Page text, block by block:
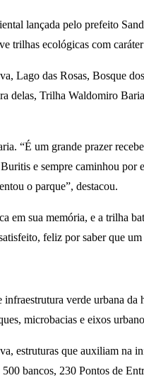
lançada pelo prefeito
trilhas ecológicas com
Lago das Rosas, Bosque
delas, Trilha Waldomiro
“É um grande prazer
e sempre caminhou por
o parque”, destacou.
sua memória, e a trilha
feliz por saber que
verde urbana
microbacias e eixos
estruturas que auxiliam na
bancos, 230 Pontos de